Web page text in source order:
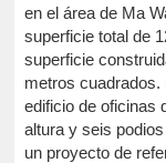
en el área de Ma
superficie total de
superficie
metros
edificio de oficinas
altura y seis
un proyecto de